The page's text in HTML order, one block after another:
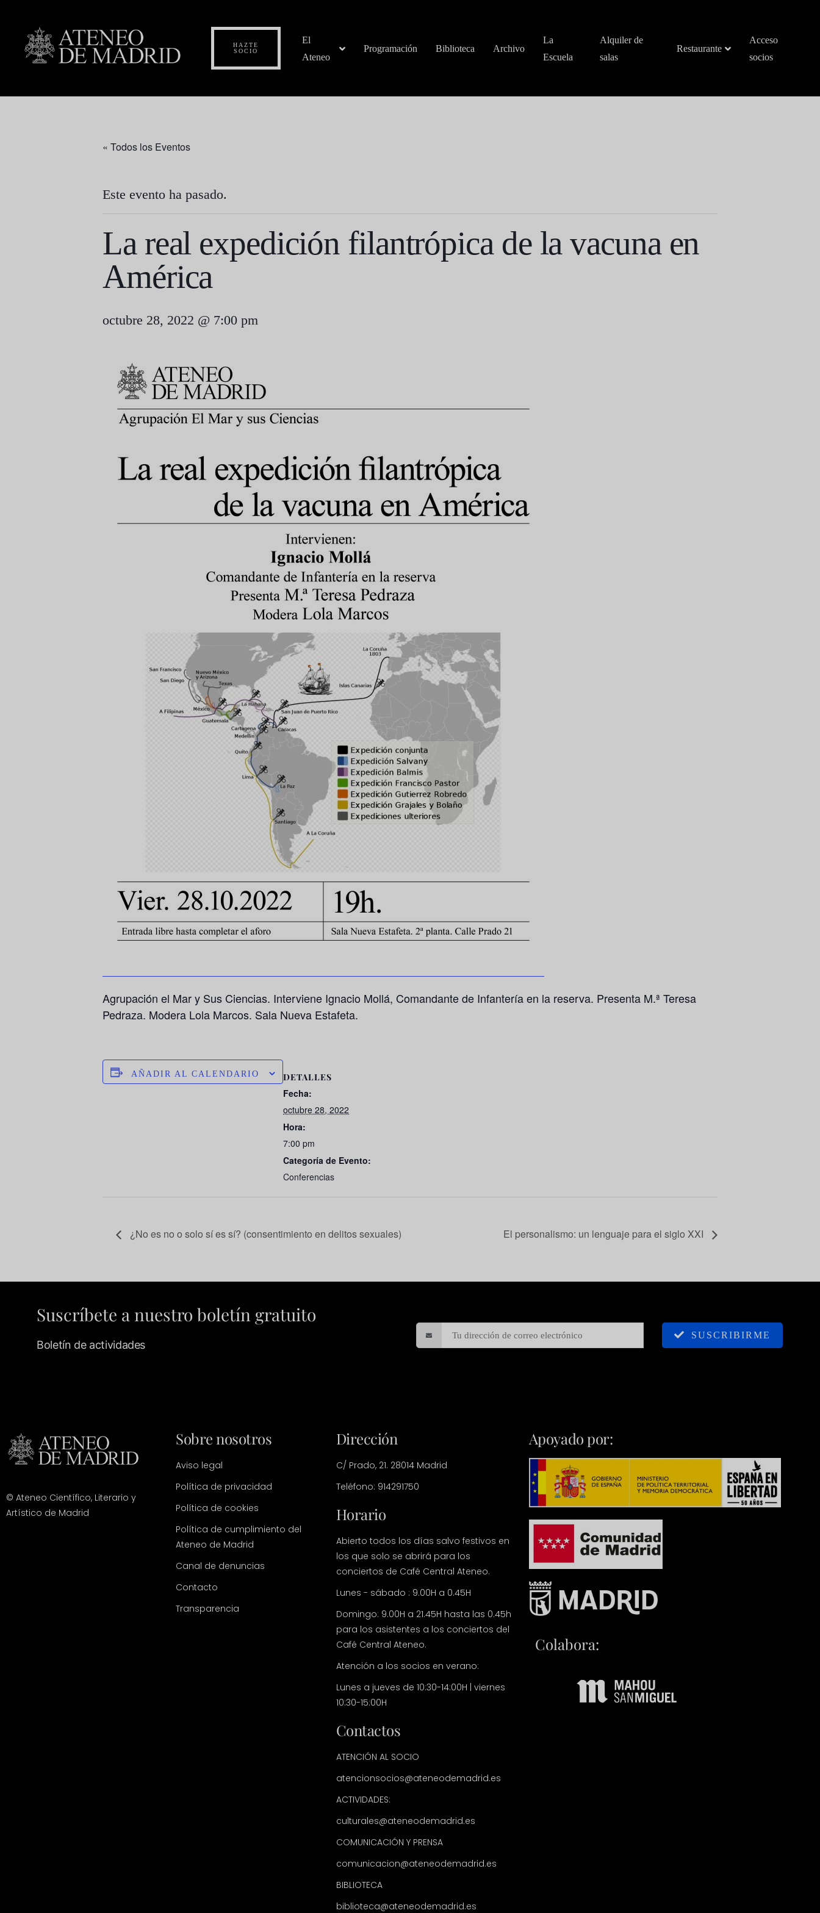
HAZTE
SOCIO
El
Ateneo
Programación Biblioteca Archivo
La
Escuela
Alquiler de
salas
Restaurante
Acceso
socios
« Todos los Eventos
Este evento ha pasado.
La real expedición filantrópica de la vacuna en
América
octubre 28, 2022 @ 7:00 pm
Agrupación el Mar y Sus Ciencias. Interviene Ignacio Mollá, Comandante de Infantería en la reserva. Presenta M.ª Teresa
Pedraza. Modera Lola Marcos. Sala Nueva Estafeta.
AÑADIR AL CALENDARIO DETALLES
Fecha:
octubre 28, 2022
Hora:
7:00 pm
Categoría de Evento:
Conferencias
¿No es no o solo sí es sí? (consentimiento en delitos sexuales) El personalismo: un lenguaje para el siglo XXI
Suscríbete a nuestro boletín gratuito
Boletín de actividades
SUSCRIBIRME
© Ateneo Científico, Literario y
Artístico de Madrid
Sobre nosotros
Aviso legal
Política de privacidad
Política de cookies
Política de cumplimiento del
Ateneo de Madrid
Canal de denuncias
Contacto
Transparencia
Dirección
C/ Prado, 21. 28014 Madrid
Teléfono: 914291750
Horario
Abierto todos los días salvo festivos en
los que solo se abrirá para los
conciertos de Café Central Ateneo.
Lunes - sábado : 9.00H a 0.45H
Domingo: 9.00H a 21.45H hasta las 0.45h
para los asistentes a los conciertos del
Café Central Ateneo.
Atención a los socios en verano:
Lunes a jueves de 10:30-14:00H | viernes
10:30-15:00H
Contactos
ATENCIÓN AL SOCIO
atencionsocios@ateneodemadrid.es
ACTIVIDADES:
culturales@ateneodemadrid.es
COMUNICACIÓN Y PRENSA
comunicacion@ateneodemadrid.es
BIBLIOTECA
biblioteca@ateneodemadrid.es
Apoyado por:
Colabora: